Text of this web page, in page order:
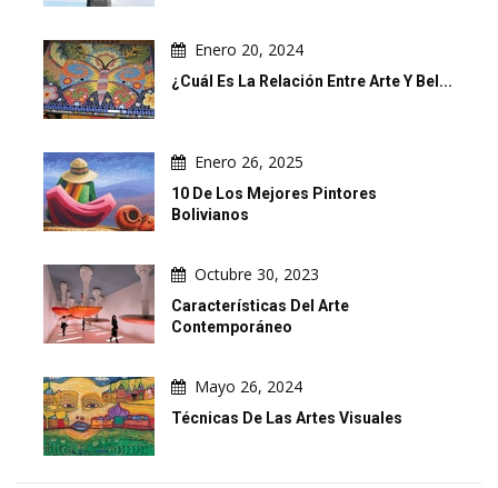
Enero 20, 2024
¿Cuál Es La Relación Entre Arte Y Bel...
Enero 26, 2025
10 De Los Mejores Pintores
Bolivianos
Octubre 30, 2023
Características Del Arte
Contemporáneo
Mayo 26, 2024
Técnicas De Las Artes Visuales